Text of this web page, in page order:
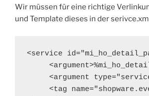
Wir müssen für eine richtige
und Template dieses in der
<service
<argument
<tag